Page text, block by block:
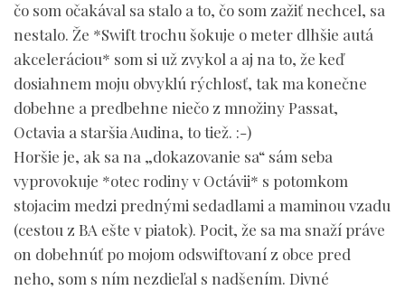
čo som očakával sa stalo a to, čo som zažiť nechcel, sa
nestalo. Že *Swift trochu šokuje o meter dlhšie autá
akceleráciou* som si už zvykol a aj na to, že keď
dosiahnem moju obvyklú rýchlosť, tak ma konečne
dobehne a predbehne niečo z množiny Passat,
Octavia a staršia Audina, to tiež. :-)
Horšie je, ak sa na „dokazovanie sa“ sám seba
vyprovokuje *otec rodiny v Octávii* s potomkom
stojacim medzi prednými sedadlami a maminou vzadu
(cestou z BA ešte v piatok). Pocit, že sa ma snaží práve
on dobehnúť po mojom odswiftovaní z obce pred
neho, som s ním nezdieľal s nadšením. Divné